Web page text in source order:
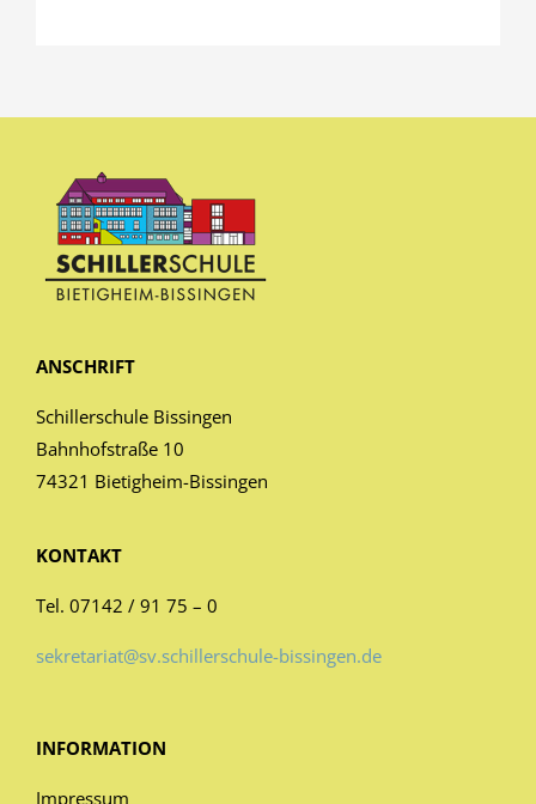
ANSCHRIFT
Schillerschule Bissingen
Bahnhofstraße 10
74321 Bietigheim-Bissingen
KONTAKT
Tel. 07142 / 91 75 – 0
sekretariat@sv.schillerschule-bissingen.de
INFORMATION
Impressum